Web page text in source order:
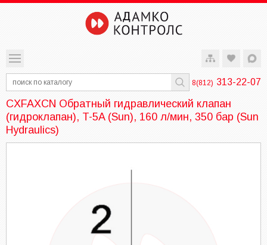
8(812) 313-22-07
CXFAXCN Обратный гидравлический клапан
(гидроклапан), T-5A (Sun), 160 л/мин, 350 бар (Sun
Hydraulics)